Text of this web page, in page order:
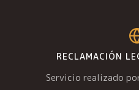
RECLAMACIÓN
Servicio realizado